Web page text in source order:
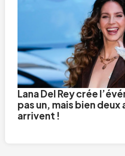
Lana Del Rey crée
pas un, mais bien deux
arrivent !